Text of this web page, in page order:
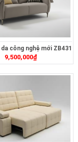
công nghệ mới ZB431
9,500,000₫